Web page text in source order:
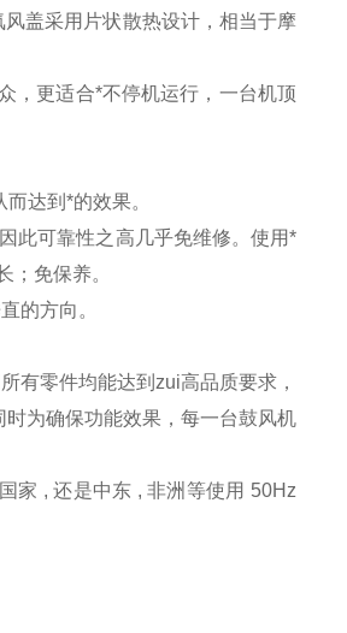
风盖采用片状散热设计，相当于摩
，更适合*不停机运行，一台机顶
达到*的效果。
此可靠性之高几乎免维修。使用*
；免保养。
的方向。
有零件均能达到zui高品质要求，
为确保功能效果，每一台鼓风机
家 , 还是中东 , 非洲等使用 50Hz